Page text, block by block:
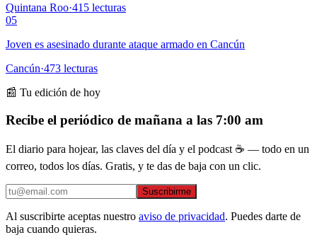
Quintana Roo·415 lecturas
05
Joven es asesinado durante ataque armado en Cancún
Cancún·473 lecturas
📰 Tu edición de hoy
Recibe el periódico de mañana a las 7:00 am
El diario para hojear, las claves del día y el podcast ☕ — todo en un
correo, todos los días. Gratis, y te das de baja con un clic.
Suscribirme
Al suscribirte aceptas nuestro aviso de privacidad. Puedes darte de
baja cuando quieras.